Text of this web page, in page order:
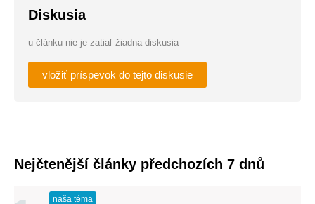
Diskusia
u článku nie je zatiaľ žiadna diskusia
vložiť príspevok do tejto diskusie
Nejčtenější články předchozích 7 dnů
naša téma